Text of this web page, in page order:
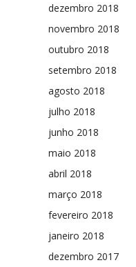
dezembro 2018
novembro 2018
outubro 2018
setembro 2018
agosto 2018
julho 2018
junho 2018
maio 2018
abril 2018
março 2018
fevereiro 2018
janeiro 2018
dezembro 2017